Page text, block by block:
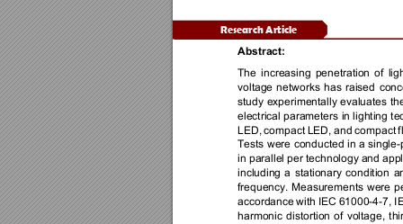
Research Article
Abstract:
The increasing penetration of
voltage networks has raised
study experimentally evaluates
electrical parameters in lighting
LED, compact LED, and compact
Tests were conducted in a
in parallel per technology and
including a stationary condition
frequency. Measurements were
accordance with IEC 61000-4-7,
harmonic distortion of voltage,